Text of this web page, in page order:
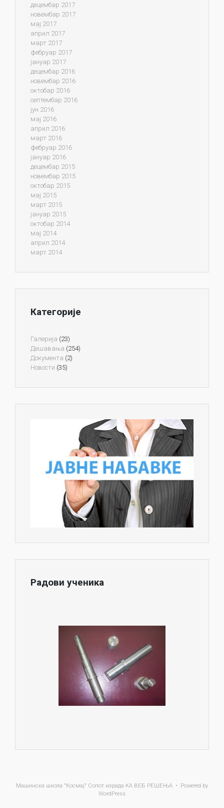
децембар 2017
новембар 2017
мај 2017
април 2017
март 2017
фебруар 2017
јануар 2017
децембар 2016
новембар 2016
октобар 2016
септембар 2016
јун 2016
мај 2016
април 2016
март 2016
фебруар 2016
јануар 2016
децембар 2015
новембар 2015
октобар 2015
мај 2015
март 2015
јануар 2015
октобар 2014
мај 2014
април 2014
март 2014
Категорије
Галерија (23)
Дешавања (254)
Документа (2)
Новости (35)
Радови ученика
Машинска школа "Космај" Сопот израда КА ВЕБ РЕШЕЊА • Powered by
WordPress